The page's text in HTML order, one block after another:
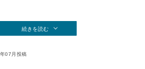
続きを読む
07月投稿